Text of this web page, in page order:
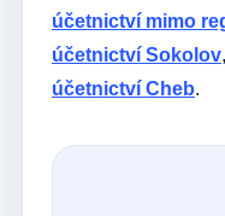
účetnictví mimo
účetnictví Sokolov,
účetnictví Cheb.